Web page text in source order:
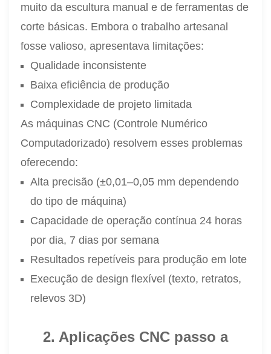
muito da escultura manual e de ferramentas de
corte básicas. Embora o trabalho artesanal
fosse valioso, apresentava limitações:
Qualidade inconsistente
Baixa eficiência de produção
Complexidade de projeto limitada
As máquinas CNC (Controle Numérico
Computadorizado) resolvem esses problemas
oferecendo:
Alta precisão (±0,01–0,05 mm dependendo
do tipo de máquina)
Capacidade de operação contínua 24 horas
por dia, 7 dias por semana
Resultados repetíveis para produção em lote
Execução de design flexível (texto, retratos,
relevos 3D)
2. Aplicações CNC passo a